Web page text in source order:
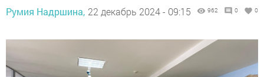
Румия Надршина, 22 декабрь 2024 - 09:15 962 0 0